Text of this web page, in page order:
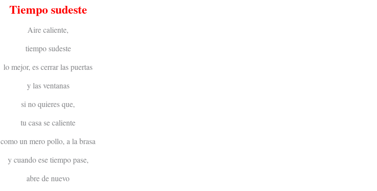
Tiempo sudeste
Aire caliente,
tiempo sudeste
lo mejor, es cerrar las puertas
y las ventanas
si no quieres que,
tu casa se caliente
como un mero pollo, a la brasa
y cuando ese tiempo pase,
abre de nuevo